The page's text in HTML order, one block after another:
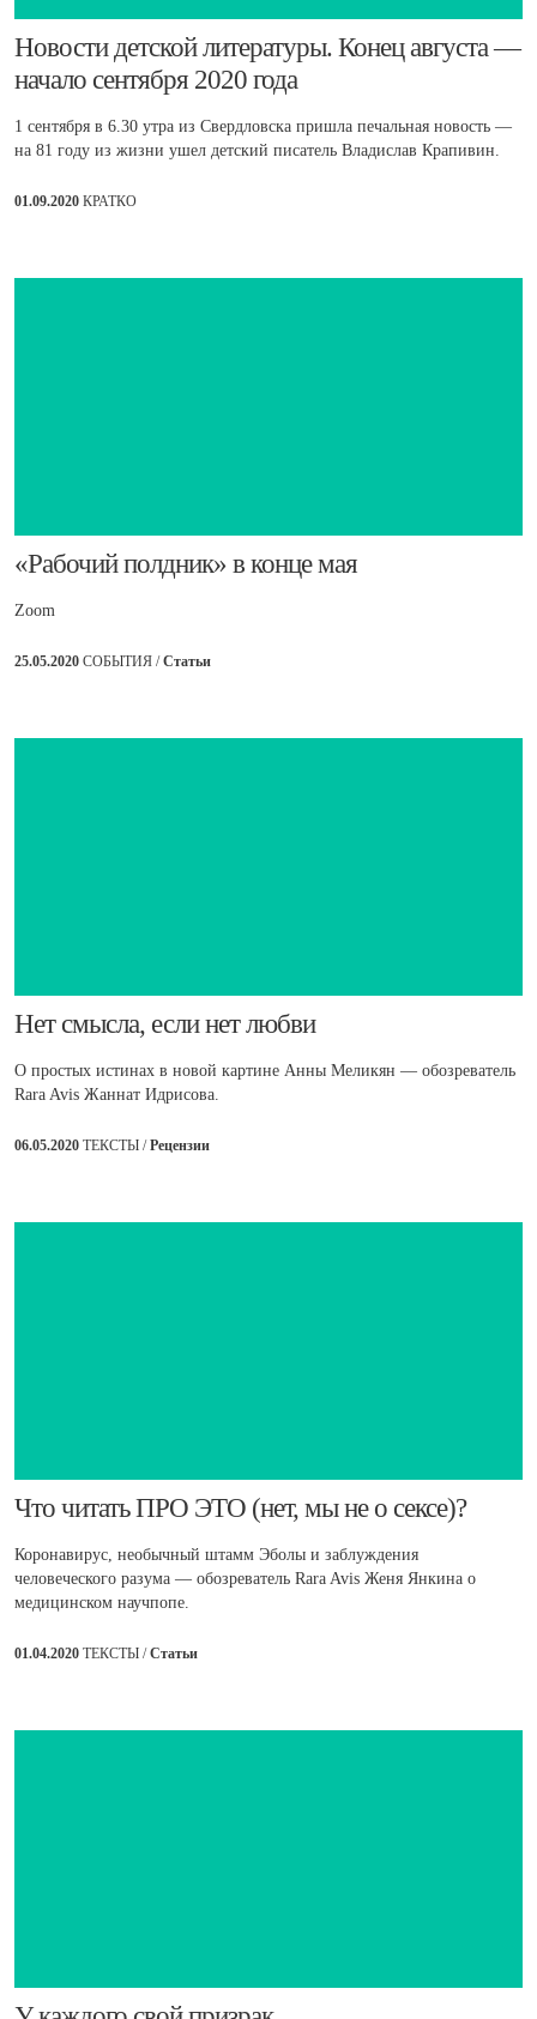
​Новости детской литературы. Конец августа —
начало сентября 2020 года
1 сентября в 6.30 утра из Свердловска пришла печальная новость —
на 81 году из жизни ушел детский писатель Владислав Крапивин.
01.09.2020 КРАТКО
​«Рабочий полдник» в конце мая
Zoom
25.05.2020 СОБЫТИЯ /Статьи
​Нет смысла, если нет любви
О простых истинах в новой картине Анны Меликян — обозреватель
Rara Avis Жаннат Идрисова.
06.05.2020 ТЕКСТЫ /Рецензии
Что читать ПРО ЭТО (нет, мы не о сексе)?
Коронавирус, необычный штамм Эболы и заблуждения
человеческого разума — обозреватель Rara Avis Женя Янкина о
медицинском научпопе.
01.04.2020 ТЕКСТЫ /Статьи